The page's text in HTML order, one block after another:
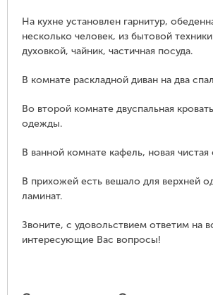
На кухне установлен гарнитур,
несколько человек, из бытовой
духовкой, чайник, частичная посуда.
В комнате раскладной диван на два
Во второй комнате двуспальная
одежды.
В ванной комнате кафель, новая чистая
В прихожей есть вешало для верхней
ламинат.
Звоните, с удовольствием ответим на
интересующие Вас вопросы!